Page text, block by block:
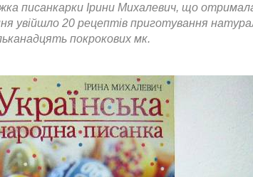
писанкарки Ірини Михалевич, що
увійшло 20 рецептів приготування
покрокових мк.